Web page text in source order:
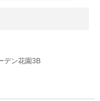
デン花園3B